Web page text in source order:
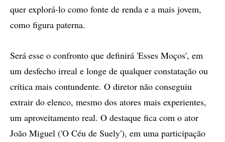
quer explorá-lo como fonte de renda e a mais jovem,
como figura paterna.
Será esse o confronto que definirá 'Esses Moços', em
um desfecho irreal e longe de qualquer constatação ou
crítica mais contundente. O diretor não conseguiu
extrair do elenco, mesmo dos atores mais experientes,
um aproveitamento real. O destaque fica com o ator
João Miguel ('O Céu de Suely'), em uma participação